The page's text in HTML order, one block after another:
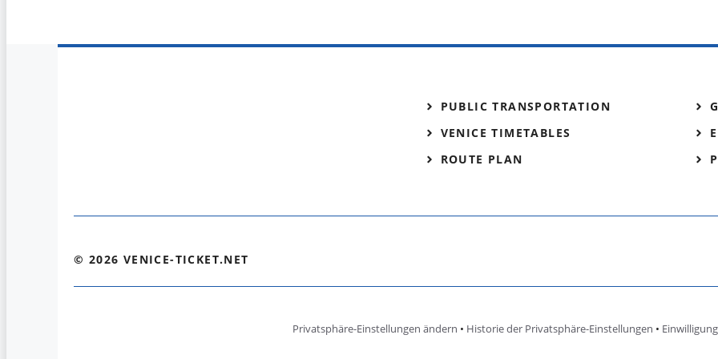
PUBLIC TRANSPORTATION
VENICE TIMETABLES
ROUTE PLAN
© 2026 VENICE-TICKET.NET
Privatsphäre-Einstellungen ändern • Historie der Privatsphäre-Einstellungen •